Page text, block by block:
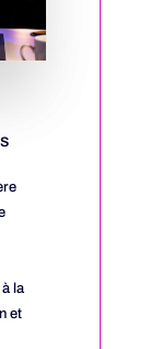
la
et